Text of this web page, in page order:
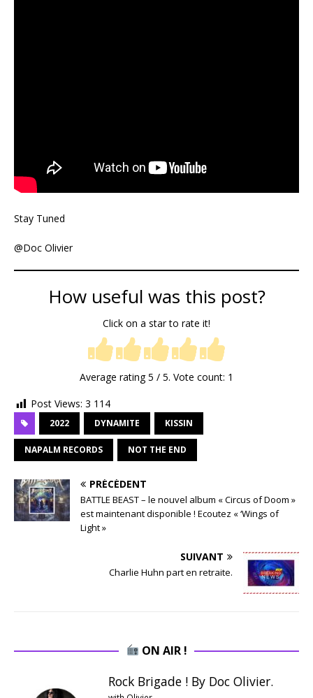
Stay Tuned
@Doc Olivier
How useful was this post?
Click on a star to rate it!
Average rating5 / 5. Vote count: 1
Post Views: 3 114
2022 DYNAMITE KISSIN
NAPALM RECORDS NOT THE END
PRÉCÉDENT
BATTLE BEAST – le nouvel album « Circus of Doom »
est maintenant disponible ! Ecoutez « ‘Wings of
Light »
SUIVANT
Charlie Huhn part en retraite.
ON AIR !
Rock Brigade ! By Doc Olivier.